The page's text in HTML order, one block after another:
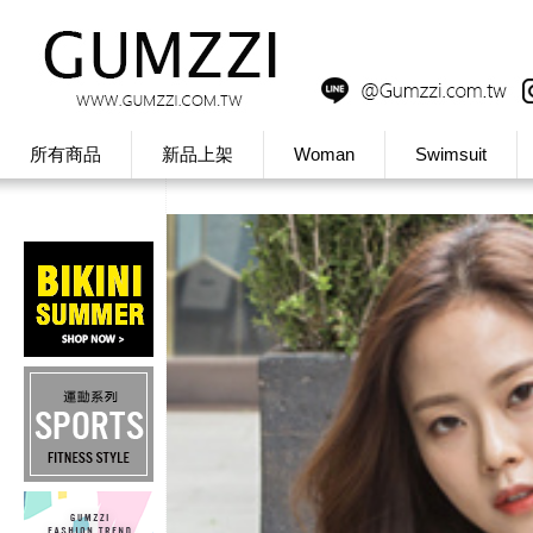
所有商品 新品上架 Woman Swimsuit